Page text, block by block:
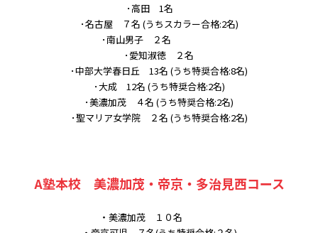
･高田 1名
･名古屋 ７名 (うちスカラー合格:2名)
･南山男子 ２名
･愛知淑徳 ２名
･中部大学春日丘 13名 (うち特奨合格:8名)
･大成 12名 (うち特奨合格:2名)
･美濃加茂 ４名 (うち特奨合格:2名)
･聖マリア女学院 ２名 (うち特奨合格:2名)
A塾本校 美濃加茂・帝京・多治見西コース
・美濃加茂 １０名